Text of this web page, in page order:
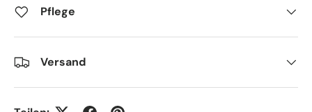
Pflege
Versand